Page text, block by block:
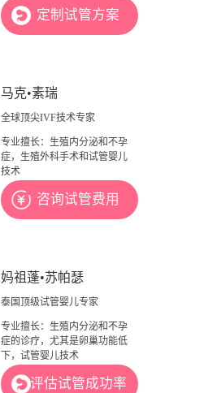
定制试管方案
马克•素瑞
全球顶尖IVF技术专家
专业擅长：生殖内分泌和不孕
症，生殖外科手术和试管婴儿
技术
咨询试管费用
妈祖蓬•苏帕瑟
泰国顶级试管婴儿专家
专业擅长：生殖内分泌和不孕
症的诊疗，尤其是卵巢功能低
下，试管婴儿技术
评估试管成功率